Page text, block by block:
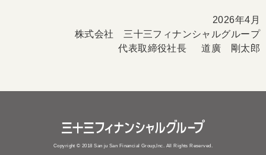
2026年4月
株式会社 三十三フィナンシャルグループ
代表取締役社長 道廣 剛太郎
Copyright © 2018 San ju San Financial Group,Inc. All Rights Reserved.